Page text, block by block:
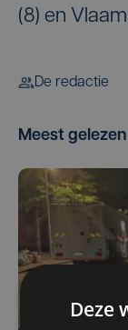
(8) en
De redactie
Meest gelezen
Deze